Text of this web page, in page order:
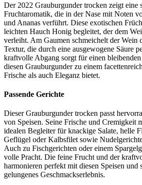
Der 2022 Grauburgunder trocken zeigt eine
Fruchtaromatik, die in der Nase mit Noten
und Ananas verführt. Diese exotischen
leichten Hauch Honig begleitet, der dem
verleiht. Am Gaumen schmeichelt der Wein
Textur, die durch eine ausgewogene Säure
kraftvolle Abgang sorgt für einen
diesen Grauburgunder zu einem
Frische als auch Eleganz bietet.
Passende Gerichte
Dieser Grauburgunder trocken passt
von Speisen. Seine Frische und Cremigkeit
idealen Begleiter für knackige Salate, helle
Geflügel oder Kalbsfilet sowie
Auch zu Fischgerichten oder einem
volle Pracht. Die feine Frucht und der
harmonieren perfekt mit diesen Speisen und
gelungenes Geschmackserlebnis.